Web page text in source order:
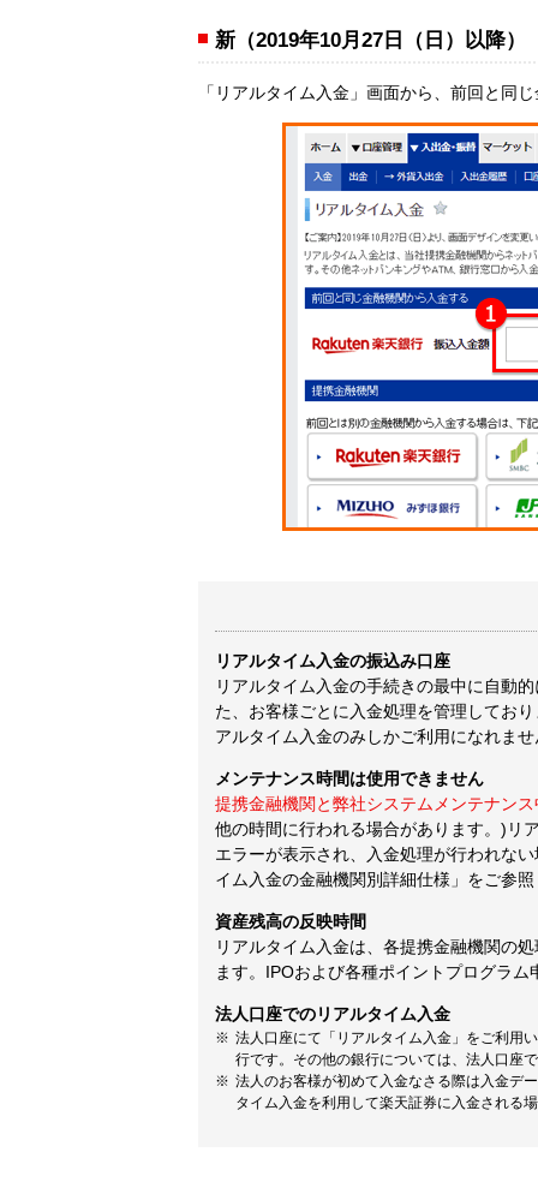
新（2019年10月27日（日）以降）
「リアルタイム入金」画面から、前回と同
リアルタイム入金の振込み口座
リアルタイム入金の手続きの最中に自動
た、お客様ごとに入金処理を管理してお
アルタイム入金のみしかご利用になれま
メンテナンス時間は使用できません
提携金融機関と弊社システムメンテナン
他の時間に行われる場合があります。)リ
エラーが表示され、入金処理が行われな
イム入金の金融機関別詳細仕様」をご参
資産残高の反映時間
リアルタイム入金は、各提携金融機関の
ます。IPOおよび各種ポイントプログラ
法人口座でのリアルタイム入金
法人口座にて「リアルタイム入金」をご利用
行です。その他の銀行については、法人口座
法人のお客様が初めて入金なさる際は入金デ
タイム入金を利用して楽天証券に入金される